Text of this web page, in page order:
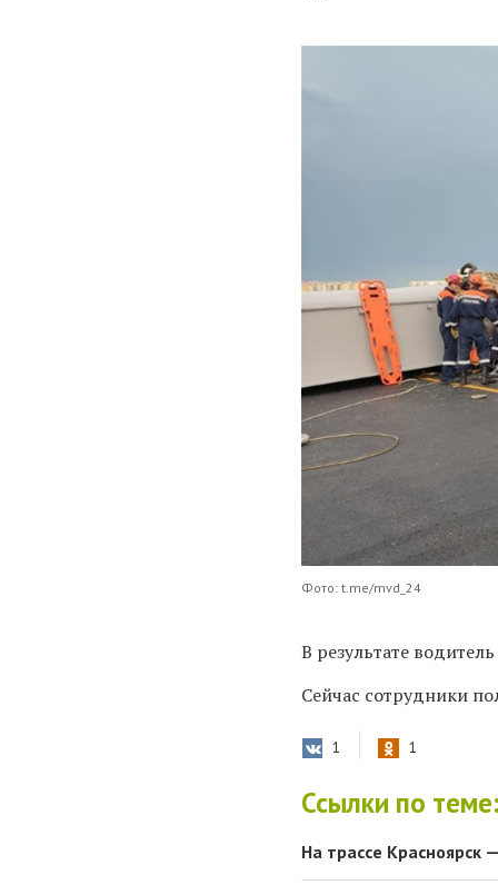
Фото: t.me/mvd_24
В результате
Сейчас сотрудники
1 1
Ссылки по
На трассе Красноярск